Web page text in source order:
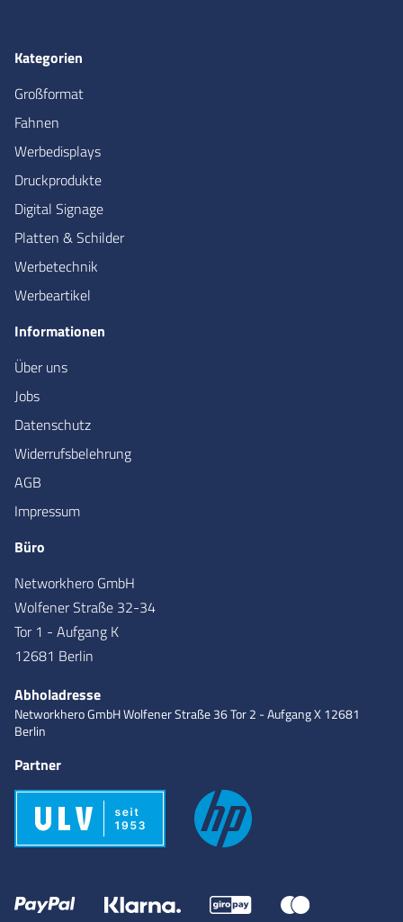
Kategorien
Großformat
Fahnen
Werbedisplays
Druckprodukte
Digital Signage
Platten & Schilder
Werbetechnik
Werbeartikel
Informationen
Über uns
Jobs
Datenschutz
Widerrufsbelehrung
AGB
Impressum
Büro
Networkhero GmbH
Wolfener Straße 32-34
Tor 1 - Aufgang K
12681 Berlin
Abholadresse
Networkhero GmbHWolfener Straße 36Tor 2 - Aufgang X12681
Berlin
Partner